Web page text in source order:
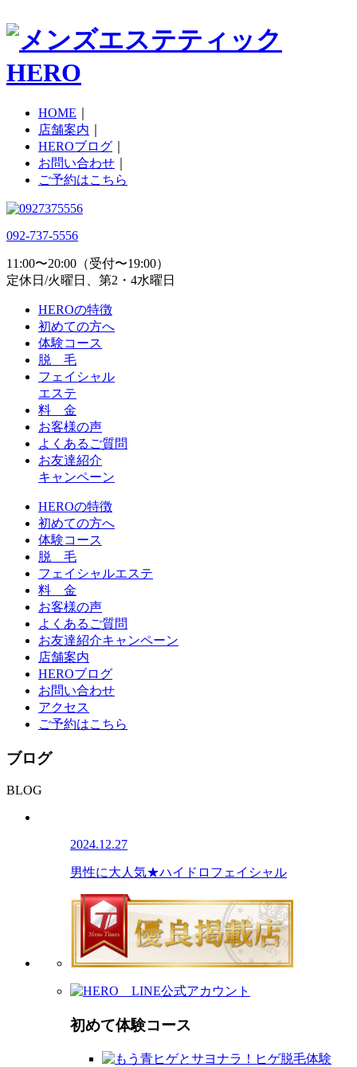
HOME
店舗案内
HEROブログ
お問い合わせ
ご予約はこちら
092-737-5556
11:00〜20:00（受付〜19:00）
定休日/火曜日、第2・4水曜日
HEROの特徴
初めての方へ
体験コース
脱 毛
フェイシャル
エステ
料 金
お客様の声
よくあるご質問
お友達紹介
キャンペーン
HEROの特徴
初めての方へ
体験コース
脱 毛
フェイシャルエステ
料 金
お客様の声
よくあるご質問
お友達紹介キャンペーン
店舗案内
HEROブログ
お問い合わせ
アクセス
ご予約はこちら
ブログ
BLOG
2024.12.27
男性に大人気★ハイドロフェイシャル
初めて体験コース